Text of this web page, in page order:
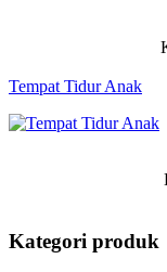
Tempat Tidur Anak
Kategori produk